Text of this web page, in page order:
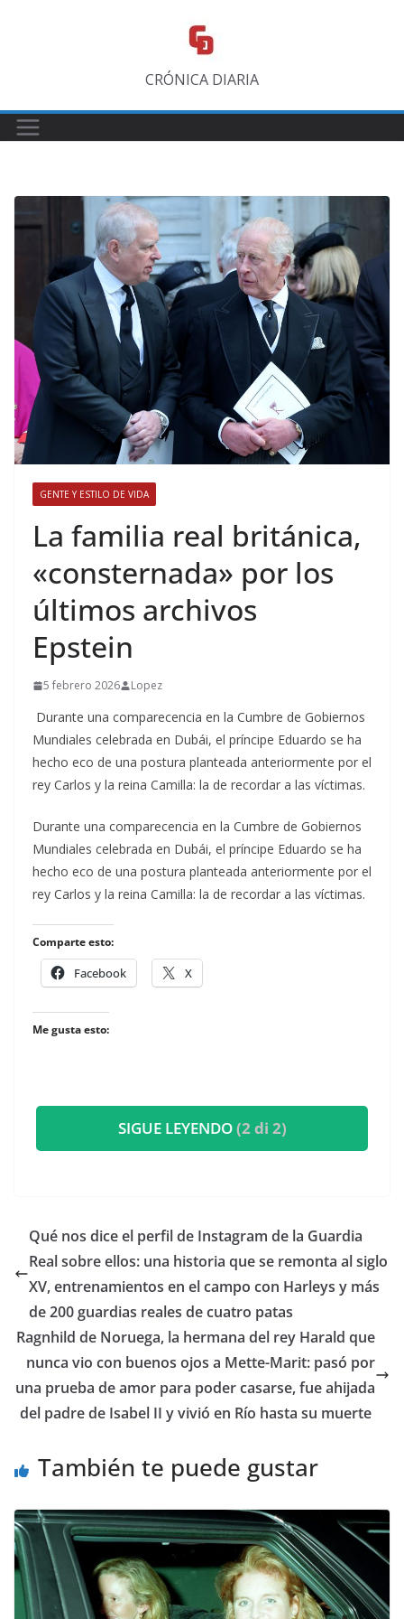
CRÓNICA DIARIA
GENTE Y ESTILO DE VIDA
​La familia real británica,
«consternada» por los
últimos archivos
Epstein
5 febrero 2026 Lopez
Durante una comparecencia en la Cumbre de Gobiernos
Mundiales celebrada en Dubái, el príncipe Eduardo se ha
hecho eco de una postura planteada anteriormente por el
rey Carlos y la reina Camilla: la de recordar a las víctimas.
​Durante una comparecencia en la Cumbre de Gobiernos
Mundiales celebrada en Dubái, el príncipe Eduardo se ha
hecho eco de una postura planteada anteriormente por el
rey Carlos y la reina Camilla: la de recordar a las víctimas.
Comparte esto:
Facebook X
Me gusta esto:
SIGUE LEYENDO(2 di 2)
​Qué nos dice el perfil de Instagram de la Guardia
Real sobre ellos: una historia que se remonta al siglo
XV, entrenamientos en el campo con Harleys y más
de 200 guardias reales de cuatro patas
​Ragnhild de Noruega, la hermana del rey Harald que
nunca vio con buenos ojos a Mette-Marit: pasó por
una prueba de amor para poder casarse, fue ahijada
del padre de Isabel II y vivió en Río hasta su muerte
También te puede gustar